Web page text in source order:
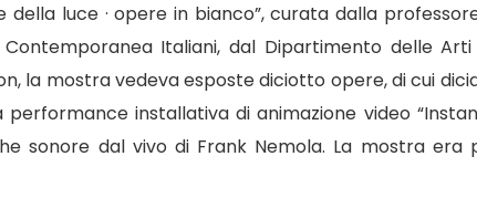
luce · opere in bianco”, curata dalla
Contemporanea Italiani, dal Dipartimento delle
, la mostra vedeva esposte diciotto opere, di cui
performance installativa di animazione video
sonore dal vivo di Frank Nemola. La mostra era